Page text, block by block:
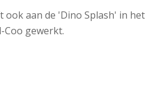
ook aan de 'Dino Splash' in het
gewerkt.